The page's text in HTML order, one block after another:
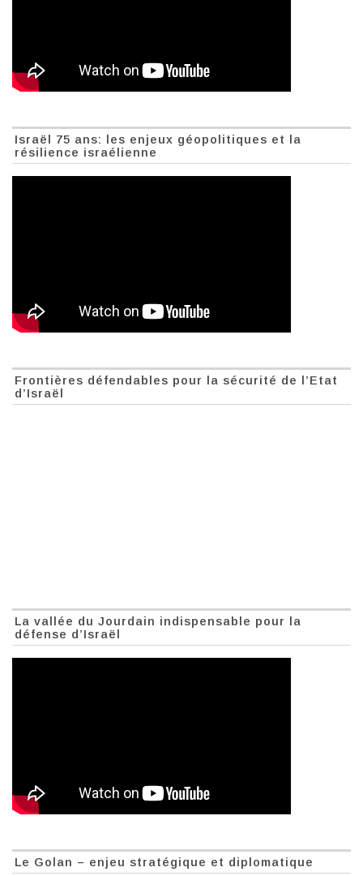
Israël 75 ans: les enjeux géopolitiques et la
résilience israélienne
Frontières défendables pour la sécurité de l’Etat
d’Israël
La vallée du Jourdain indispensable pour la
défense d’Israël
Le Golan – enjeu stratégique et diplomatique